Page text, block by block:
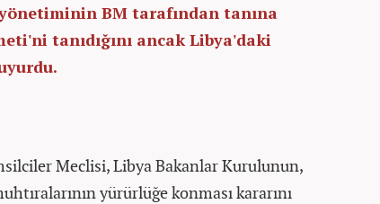
BM tarafından tanına
tanıdığını ancak Libya'daki
Meclisi, Libya Bakanlar Kurulunun,
yürürlüğe konması kararını